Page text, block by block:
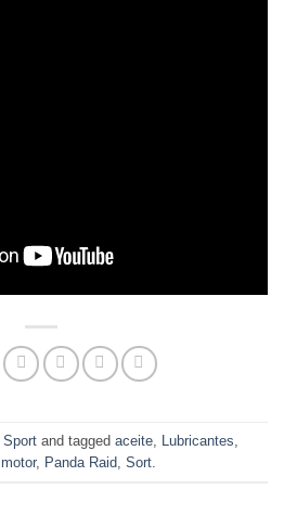
Sportand tagged aceite, Lubricantes
motor, Panda Raid Sort